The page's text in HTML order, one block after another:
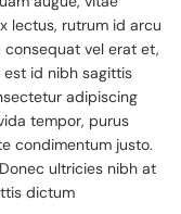
lectus, rutrum id arcu
consequat vel erat et,
est id nibh sagittis
adipiscing
tempor, purus
condimentum justo.
ultricies nibh at
dictum